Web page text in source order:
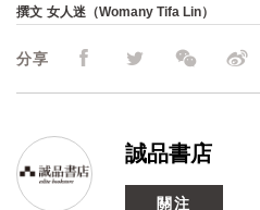
分享
誠品書店
關注
婚後安心重返職場的環境
撰文 女人迷（Womany Tifa Lin）